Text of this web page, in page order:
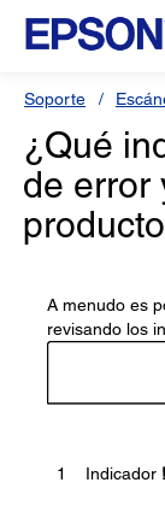
Soporte
¿Qué
de error
A menudo es
revisando los
1 Indicador !